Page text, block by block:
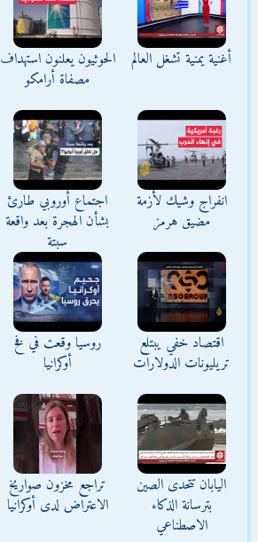
أغنية يمنية تشغل العالم
الحوثيون يعلنون استهداف
مصفاة أرامكو
انفراج وشيك لأزمة
مضيق هرمز
اجتماع أوروبي طارئ
بشأن الهجرة بعد واقعة
سبتة
اقتصاد خفي يبتلع
تريليونات الدولارات
روسيا وقعت في فخ
أوكرانيا
اليابان تتحدى الصين
بترسانة الذكاء
الاصطناعي
تراجع مخزون صواريخ
الاعتراض لدى أوكرانيا